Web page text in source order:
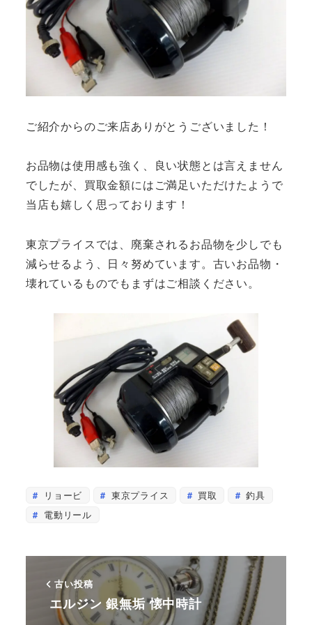
ご紹介からのご来店ありがとうございました！
お品物は使用感も強く、良い状態とは言えません
でしたが、買取金額にはご満足いただけたようで
当店も嬉しく思っております！
東京プライスでは、廃棄されるお品物を少しでも
減らせるよう、日々努めています。古いお品物・
壊れているものでもまずはご相談ください。
リョービ 東京プライス 買取
釣具
電動リール
古い投稿
エルジン 銀無垢 懐中時計